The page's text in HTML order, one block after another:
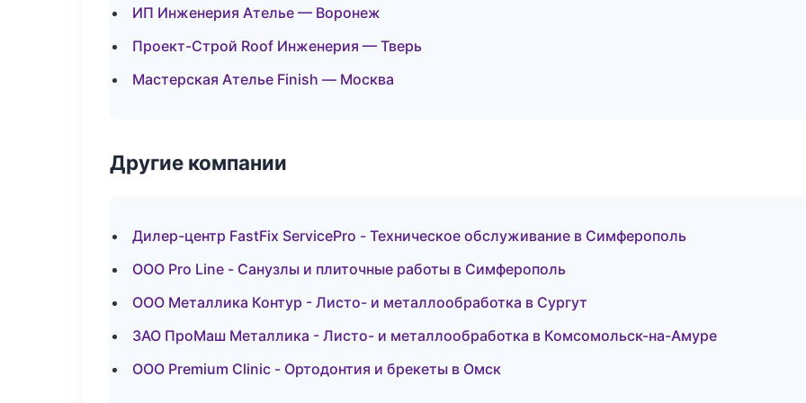
ИП Инженерия Ателье — Воронеж
Проект-Строй Roof Инженерия — Тверь
Мастерская Ателье Finish — Москва
Другие компании
Дилер-центр FastFix ServicePro - Техническое обслуживание в Симферополь
ООО Pro Line - Санузлы и плиточные работы в Симферополь
ООО Металлика Контур - Листо- и металлообработка в Сургут
ЗАО ПроМаш Металлика - Листо- и металлообработка в Комсомольск-на-Амуре
ООО Premium Clinic - Ортодонтия и брекеты в Омск